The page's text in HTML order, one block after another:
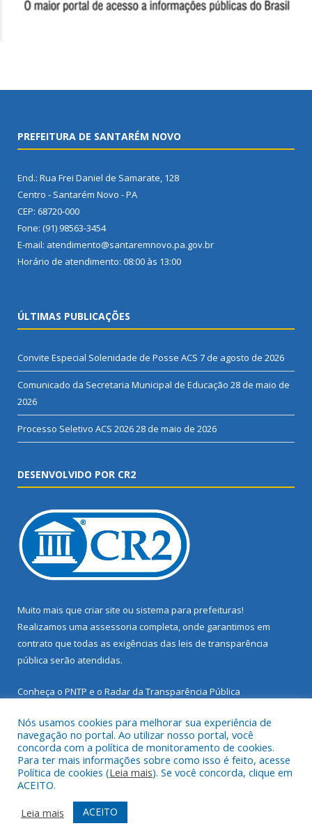
PREFEITURA DE SANTARÉM NOVO
End.: Rua Frei Daniel de Samarate, 128
Centro - Santarém Novo - PA
CEP: 68720-000
Fone: (91) 98563-3454
E-mail: atendimento@santaremnovo.pa.gov.br
Horário de atendimento: 08:00 às 13:00
ÚLTIMAS PUBLICAÇÕES
Convite Especial Solenidade de Posse ACS 7 de agosto de 2026
Comunicado da Secretaria Municipal de Educação 28 de maio de
2026
Processo Seletivo ACS 202628 de maio de 2026
DESENVOLVIDO POR CR2
Muito mais que criar site ou sistema para prefeituras!
Realizamos uma assessoria completa, onde garantimos em
contrato que todas as exigências das leis de transparência
pública serão atendidas.
Conheça o PNTP e o Radar da Transparência Pública
Todos os direitos reservados a Prefeitura Municipal de Santarém
Novo.
Mapa do Site
Acessar Área Administrativa
Acessar Webmail
Nós usamos cookies para melhorar sua experiência de
navegação no portal. Ao utilizar nosso portal, você
concorda com a política de monitoramento de cookies.
Para ter mais informações sobre como isso é feito, acesse
Política de cookies (Leia mais). Se você concorda, clique em
ACEITO.
Leia mais
ACEITO